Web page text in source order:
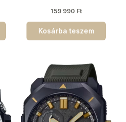
159 990 Ft
Kosárba teszem